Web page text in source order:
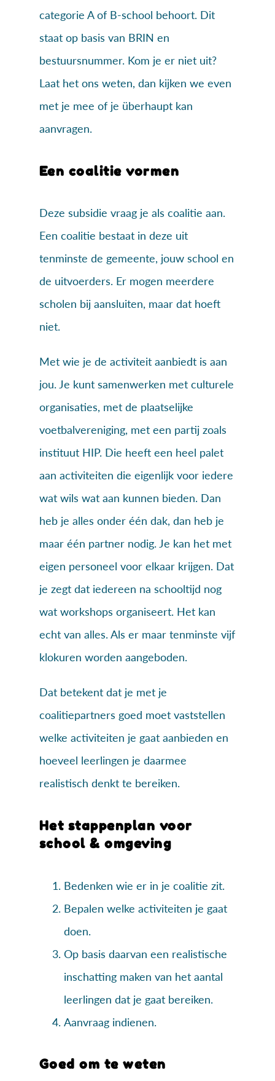
categorie A of B-school behoort. Dit
staat op basis van BRIN en
bestuursnummer. Kom je er niet uit?
Laat het ons weten, dan kijken we even
met je mee of je überhaupt kan
aanvragen.
Een coalitie vormen
Deze subsidie vraag je als coalitie aan.
Een coalitie bestaat in deze uit
tenminste de gemeente, jouw school en
de uitvoerders. Er mogen meerdere
scholen bij aansluiten, maar dat hoeft
niet.
Met wie je de activiteit aanbiedt is aan
jou. Je kunt samenwerken met culturele
organisaties, met de plaatselijke
voetbalvereniging, met een partij zoals
instituut HIP. Die heeft een heel palet
aan activiteiten die eigenlijk voor iedere
wat wils wat aan kunnen bieden. Dan
heb je alles onder één dak, dan heb je
maar één partner nodig. Je kan het met
eigen personeel voor elkaar krijgen. Dat
je zegt dat iedereen na schooltijd nog
wat workshops organiseert. Het kan
echt van alles. Als er maar tenminste vijf
klokuren worden aangeboden.
Dat betekent dat je met je
coalitiepartners goed moet vaststellen
welke activiteiten je gaat aanbieden en
hoeveel leerlingen je daarmee
realistisch denkt te bereiken.
Het stappenplan voor
school & omgeving
Bedenken wie er in je coalitie zit.
Bepalen welke activiteiten je gaat
doen.
Op basis daarvan een realistische
inschatting maken van het aantal
leerlingen dat je gaat bereiken.
Aanvraag indienen.
Goed om te weten